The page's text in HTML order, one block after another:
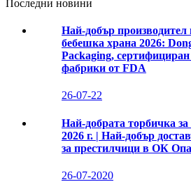
Последни новини
Най-добър производител
бебешка храна 2026:
Packaging, сертифициран
фабрики от FDA
26-07-22
Най-добрата торбичка за
2026 г. | Най-добър
за престилчици в ОК
26-07-2020